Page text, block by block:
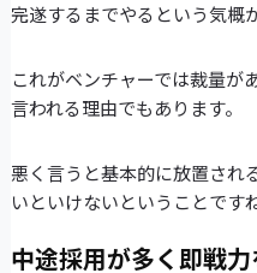
完遂するまでやるという気概
これがベンチャーでは裁量が
言われる理由でもあります。
悪く言うと基本的に放置され
いといけないということです
中途採用が多く即戦